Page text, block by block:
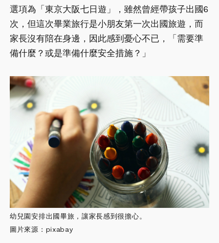
選項為「東京大阪七日遊」，雖然曾經帶孩子出國6
次，但這次畢業旅行是小朋友第一次出國旅遊，而
家長沒有陪在身邊，因此感到憂心不已，「需要準
備什麼？或是準備什麼安全措施？」
幼兒園安排出國畢旅，讓家長感到很擔心。
圖片來源：pixabay